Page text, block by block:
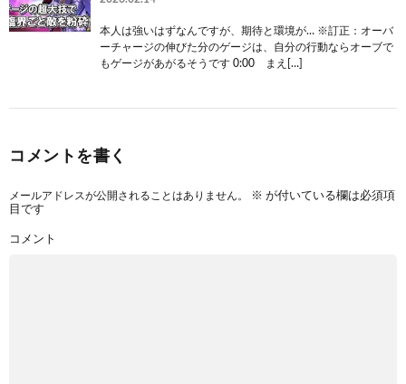
本人は強いはずなんですが、期待と環境が… ※訂正：オーバ
ーチャージの伸びた分のゲージは、自分の行動ならオーブで
もゲージがあがるそうです 0:00 まえ[…]
コメントを書く
メールアドレスが公開されることはありません。 ※ が付いている欄は必須項
目です
コメント